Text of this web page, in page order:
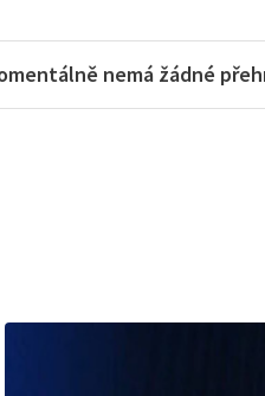
nemá žádné